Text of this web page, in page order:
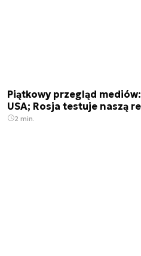
Piątkowy przegląd
USA; Rosja testuje naszą
2 min.